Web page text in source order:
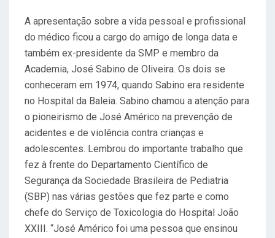
A apresentação sobre a vida pessoal e profissional
do médico ficou a cargo do amigo de longa data e
também ex-presidente da SMP e membro da
Academia, José Sabino de Oliveira. Os dois se
conheceram em 1974, quando Sabino era residente
no Hospital da Baleia. Sabino chamou a atenção para
o pioneirismo de José Américo na prevenção de
acidentes e de violência contra crianças e
adolescentes. Lembrou do importante trabalho que
fez à frente do Departamento Científico de
Segurança da Sociedade Brasileira de Pediatria
(SBP) nas várias gestões que fez parte e como
chefe do Serviço de Toxicologia do Hospital João
XXIII. “José Américo foi uma pessoa que ensinou